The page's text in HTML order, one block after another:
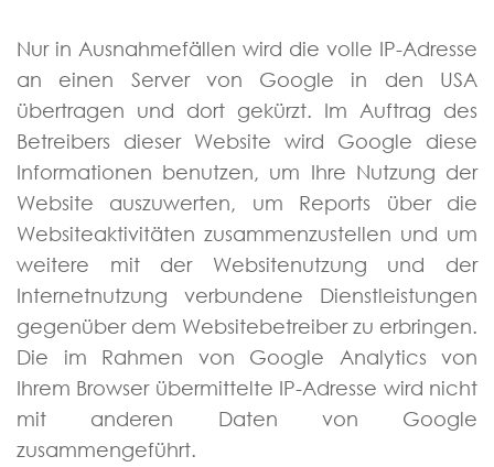
Nur in Ausnahmefällen wird die volle IP-Adresse
an einen Server von Google in den USA
übertragen und dort gekürzt. Im Auftrag des
Betreibers dieser Website wird Google diese
Informationen benutzen, um Ihre Nutzung der
Website auszuwerten, um Reports über die
Websiteaktivitäten zusammenzustellen und um
weitere mit der Websitenutzung und der
Internetnutzung verbundene Dienstleistungen
gegenüber dem Websitebetreiber zu erbringen.
Die im Rahmen von Google Analytics von
Ihrem Browser übermittelte IP-Adresse wird nicht
mit anderen Daten von Google
zusammengeführt.